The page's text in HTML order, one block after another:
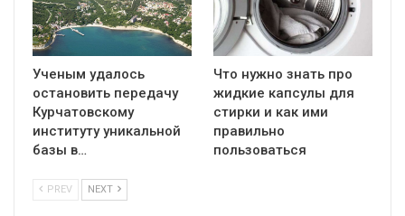
Ученым удалось
остановить передачу
Курчатовскому
институту уникальной
базы в…
Что нужно знать про
жидкие капсулы для
стирки и как ими
правильно
пользоваться
PREV NEXT